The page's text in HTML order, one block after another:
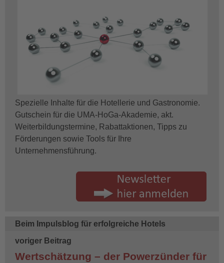
Spezielle Inhalte für die Hotellerie und Gastronomie.
Gutschein für die UMA-HoGa-Akademie, akt.
Weiterbildungstermine, Rabattaktionen, Tipps zu
Förderungen sowie Tools für Ihre
Unternehmensführung.
Beim Impulsblog für erfolgreiche Hotels
voriger Beitrag
Wertschätzung – der Powerzünder für